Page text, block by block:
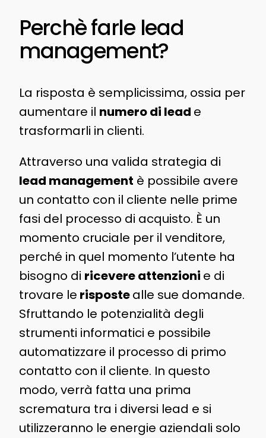
Perchè farle lead
management?
La risposta è semplicissima, ossia per
aumentare il numero di lead e
trasformarli in clienti.
Attraverso una valida strategia di
lead management è possibile avere
un contatto con il cliente nelle prime
fasi del processo di acquisto. È un
momento cruciale per il venditore,
perché in quel momento l’utente ha
bisogno di ricevere attenzioni e di
trovare le rispostealle sue domande.
Sfruttando le potenzialità degli
strumenti informatici e possibile
automatizzare il processo di primo
contatto con il cliente. In questo
modo, verrà fatta una prima
scrematura tra i diversi lead e si
utilizzeranno le energie aziendali solo